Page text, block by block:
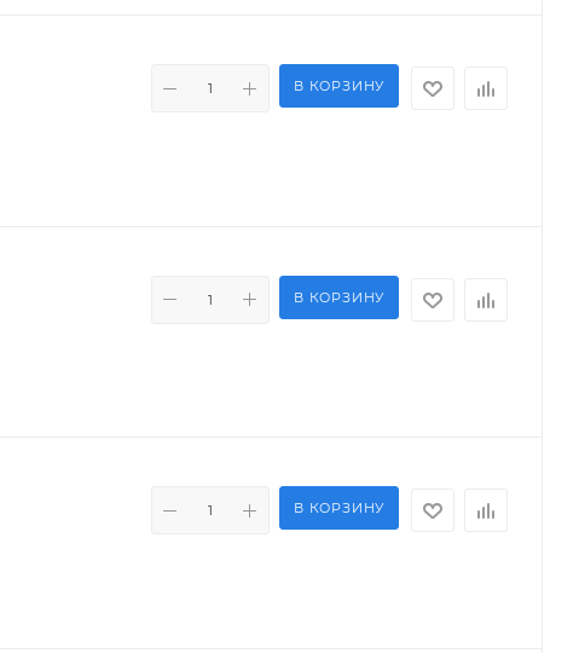
В КОРЗИНУ
В КОРЗИНУ
В КОРЗИНУ